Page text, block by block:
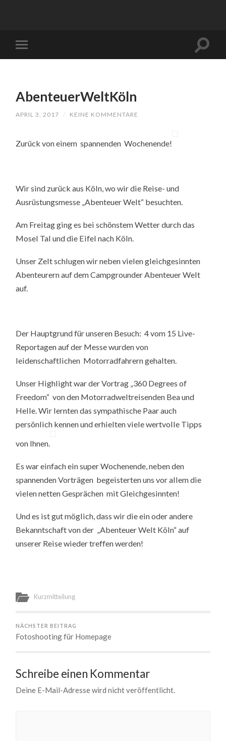
AbenteuerWeltKöln
APRIL 3, 2017 / KEINE KOMMENTARE
Zurück von einem spannenden Wochenende!
Wir sind zurück aus Köln, wo wir die Reise- und
Ausrüstungsmesse „Abenteuer Welt“ besuchten.
Am Freitag ging es bei schönstem Wetter durch das
Mosel Tal und die Eifel nach Köln.
Unser Zelt schlugen wir neben vielen gleichgesinnten
Abenteurern auf dem Campgrounder Abenteuer Welt
auf.
Der Hauptgrund für unseren Besuch: 4 vom 15 Live-
Reportagen auf der Messe wurden von
leidenschaftlichen Motorradfahrern gehalten.
Unser Highlight war der Vortrag „360 Degrees of
Freedom“ von den Motorradweltreisenden Bea und
Helle. Wir lernten das sympathische Paar auch
persönlich kennen und erhielten viele wertvolle Tipps
von Ihnen.
Es war einfach ein super Wochenende, neben den
spannenden Vorträgen begeisterten uns vor allem die
vielen netten Gesprächen mit Gleichgesinnten!
Und es ist gut möglich, dass wir die ein oder andere
Bekanntschaft von der „Abenteuer Welt Köln“ auf
unserer Reise wieder treffen werden!
Kurzmitteilung
NÄCHSTER BEITRAG
Fotoshooting für Homepage
Schreibe einen Kommentar
Deine E-Mail-Adresse wird nicht veröffentlicht.